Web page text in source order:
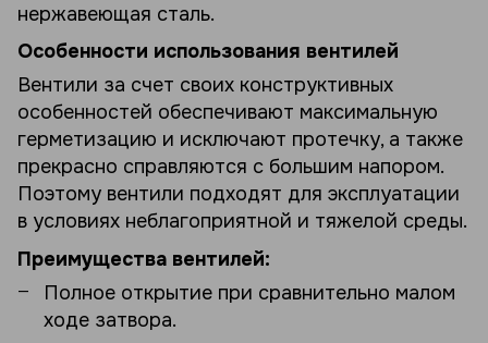
нержавеющая сталь.
Особенности использования вентилей
Вентили за счет своих конструктивных
особенностей обеспечивают максимальную
герметизацию и исключают протечку, а также
прекрасно справляются с большим напором.
Поэтому вентили подходят для эксплуатации
в условиях неблагоприятной и тяжелой среды.
Преимущества вентилей:
Полное открытие при сравнительно малом
ходе затвора.